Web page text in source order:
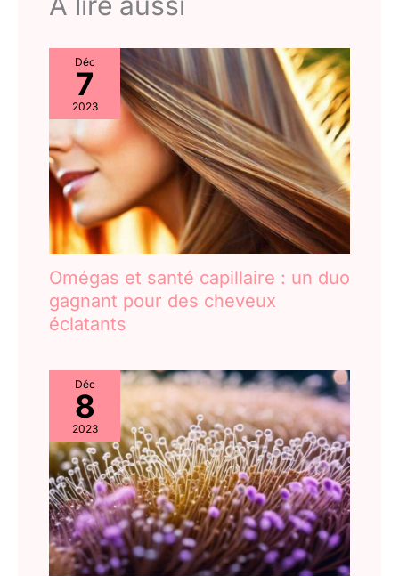
Déc
7
2023
Omégas et santé capillaire : un duo
gagnant pour des cheveux
éclatants
Déc
8
2023